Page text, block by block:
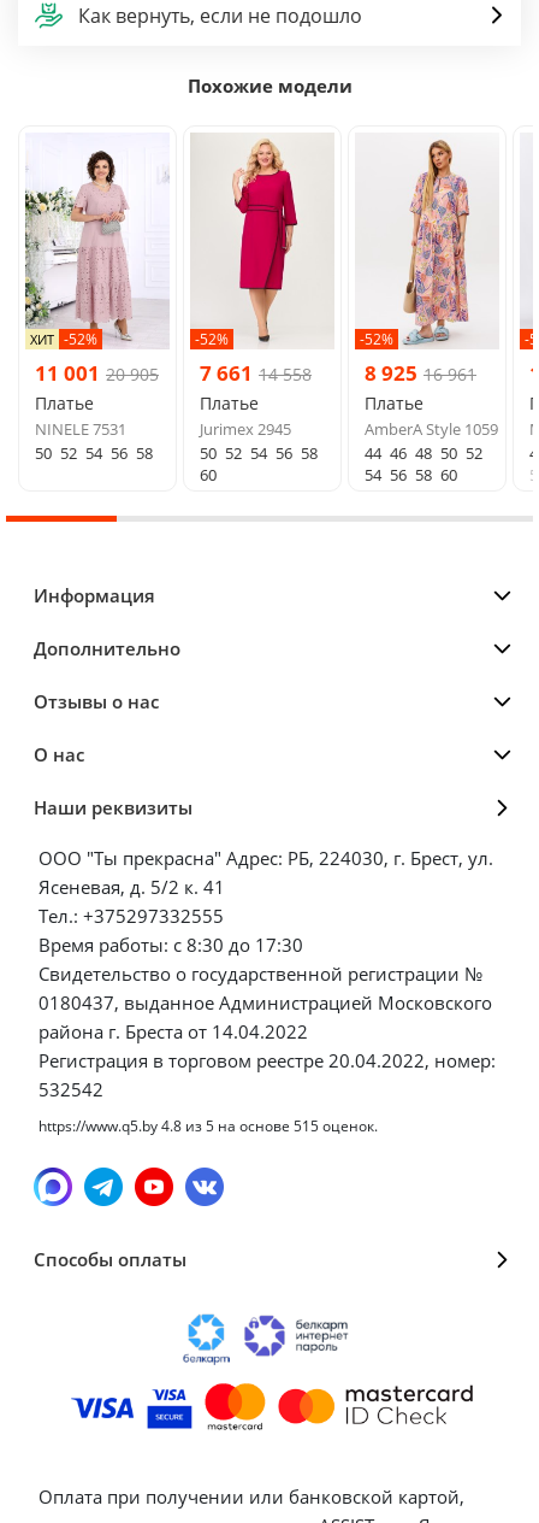
Как вернуть, если не подошло
Похожие модели
ХИТ -52%
11 001 20 905
Платье
NINELE 7531
50 52 54 56 58
-52%
7 661 14 558
Платье
Jurimex 2945
50 52 54 56 58
60
-52%
8 925 16 961
Платье
AmberA Style 1059
44 46 48 50 52
54 56 58 60
-
Информация
Дополнительно
Отзывы о нас
О нас
Наши реквизиты
ООО "Ты прекрасна" Адрес: РБ, 224030, г. Брест, ул.
Ясеневая, д. 5/2 к. 41
Тел.: +375297332555
Время работы: с 8:30 до 17:30
Свидетельство о государственной регистрации №
0180437, выданное Администрацией Московского
района г. Бреста от 14.04.2022
Регистрация в торговом реестре 20.04.2022, номер:
532542
https://www.q5.by4.8 из5 на основе 515оценок.
Способы оплаты
Оплата при получении или банковской картой,